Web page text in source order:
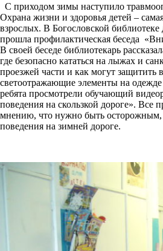
С приходом зимы наступило
Охрана жизни и здоровья детей –
взрослых. В Богословской библиотеке
прошла профилактическая беседа
В своей беседе библиотекарь
где безопасно кататься на лыжах и
проезжей части и как могут защитить
светоотражающие элементы на
ребята просмотрели обучающий
поведения на скользкой дороге». Все
мнению, что нужно быть осторожным,
поведения на зимней дороге.